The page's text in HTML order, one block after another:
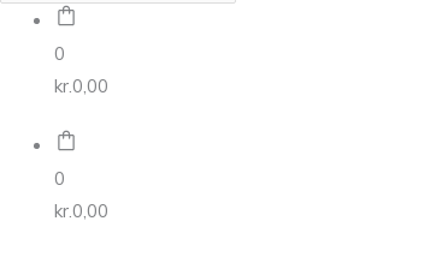
0
kr.0,00
0
kr.0,00